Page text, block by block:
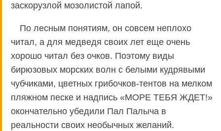
заскорузлой мозолистой лапой.
По лесным понятиям, он совсем неплохо
читал, а для медведя своих лет еще очень
хорошо читал без очков. Поэтому виды
бирюзовых морских волн с белыми кудрявыми
чубчиками, цветных грибочков-тентов на мелком
пляжном песке и надпись «МОРЕ ТЕБЯ ЖДЕТ!»
окончательно убедили Пал Палыча в
реальности своих необычных желаний.